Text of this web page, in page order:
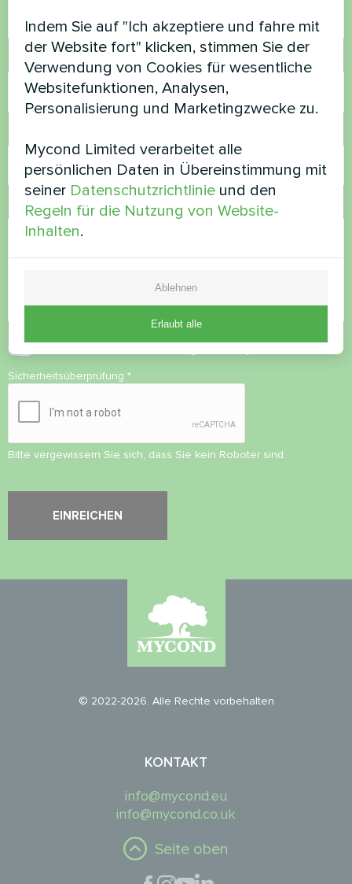
Rufnummer
Kommentar
Sicherheitsüberprüfung *
Bitte vergewissern Sie sich, dass Sie kein Roboter sind.
© 2022-2026. Alle Rechte vorbehalten
KONTAKT
info@mycond.eu
info@mycond.co.uk
Seite oben
Indem Sie auf "Ich akzeptiere und fahre mit
der Website fort" klicken, stimmen Sie der
Verwendung von Cookies für wesentliche
Websitefunktionen, Analysen,
Personalisierung und Marketingzwecke zu.
Mycond Limited verarbeitet alle
persönlichen Daten in Übereinstimmung mit
seiner Datenschutzrichtlinie und den
Regeln für die Nutzung von Website-
Inhalten.
Ablehnen
Erlaubt alle